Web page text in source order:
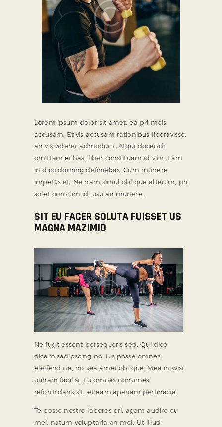
Lorem ipsum dolor sit amet, ea pri meis
accusam. Et vis accusam rationibus liberavisse,
an vix viderer admodum. Atqui docendi
omittam ei has, liber constituam id vim. Eam
in dico doming definiebas. Cum munere
impetus et. Ne nam simul oblique alterum, pri
solet omnium id, usu an munere.
SIT EU FACER SOLUTA FUISSET US
MAGNA MAZIMID
Ne fugit essent persequeris sed. Qui dico
dicam sadipscing no. Ius posse omnes
eleifend ne, no sea amet oblique. Mea in wisi
utinam facilisi. Eu omnes nonumes
reformidans sit, et eam aperiam pertinacia.
Te posse nostro labores pri, agam audire eu
mei, natum voluptaria an mel. Ut illud